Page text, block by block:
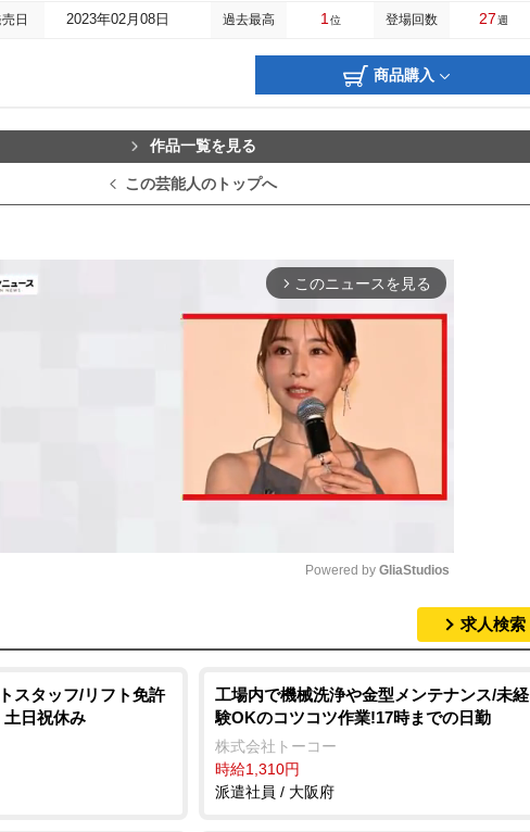
日 2023年02月08日 過去最高 1 位 登場回数 27週
商品購入
作品一覧を見る
この芸能人のトップへ
arrow_forward_ios このニュースを見る
t
e
Powered by GliaStudios
求人検索
スタッフ/リフト免許
土日祝休み
工場内で機械洗浄や金型メンテナンス/未経
験OKのコツコツ作業!17時までの日勤
株式会社トーコー
時給1,310円
派遣社員 / 大阪府